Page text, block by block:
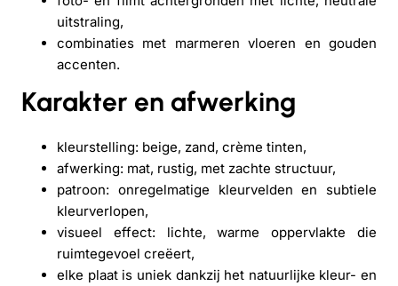
uitstraling,
combinaties met marmeren vloeren en gouden
accenten.
Karakter en afwerking
kleurstelling: beige, zand, crème tinten,
afwerking: mat, rustig, met zachte structuur,
patroon: onregelmatige kleurvelden en subtiele
kleurverlopen,
visueel effect: lichte, warme oppervlakte die
ruimtegevoel creëert,
elke plaat is uniek dankzij het natuurlijke kleur- en